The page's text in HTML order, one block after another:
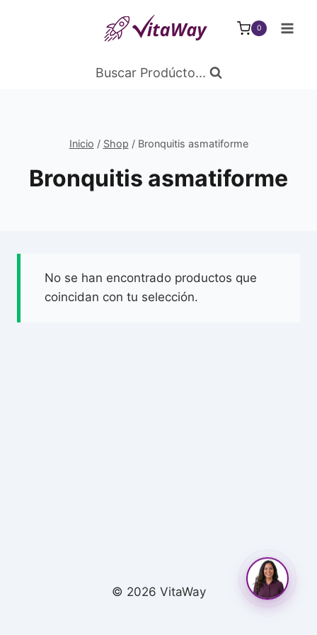
0
Buscar Prodúcto...
Inicio / Shop / Bronquitis asmatiforme
Bronquitis asmatiforme
No se han encontrado productos que
coincidan con tu selección.
© 2026 VitaWay